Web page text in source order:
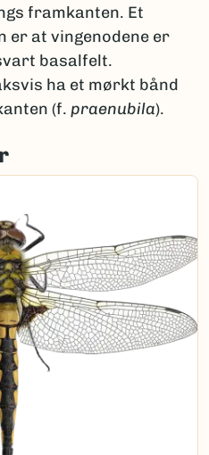
framkanten. Et
at vingenodene er
basalfelt.
ha et mørkt bånd
(f. praenubila).